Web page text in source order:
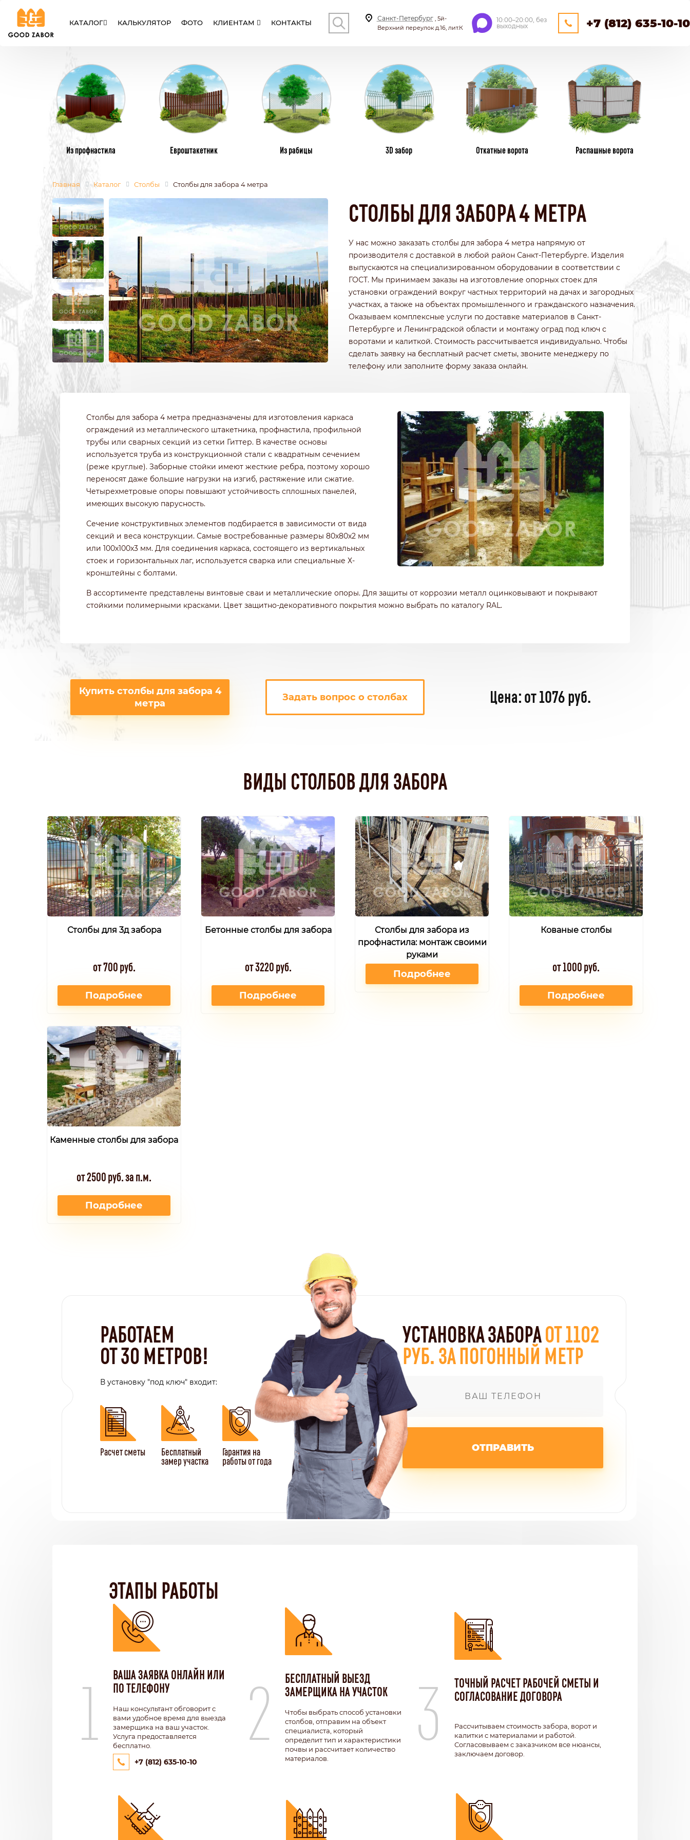
КАТАЛОГ
ЗАБОРЫ
МЕТАЛЛИЧЕСКИЕ ЗАБОРЫ
ИЗ ЕВРОШТАКЕТНИКА
СЕТКА РАБИЦА
СЕКЦИОННЫЕ ЗАБОРЫ
ИЗ 3Д СЕТКИ
ИЗ СВАРНОЙ СЕТКИ
ИЗ ПРОФИЛЬНОЙ ТРУБЫ
СВАРНЫЕ ЗАБОРЫ
ЗАБОРЫ ДЛЯ ДАЧИ
ДЕРЕВЯННЫЕ
МЕТАЛЛИЧЕСКИЕ
ИЗ ПРОФНАСТИЛА
ИЗ ПОЛИКАРБОНАТА
ДЛЯ ДАЧИ
ПОД ДЕРЕВО
ПОД КАМЕНЬ
С КОВАНЫМИ ЭЛЕМЕНТАМИ
СЕКЦИОННЫЙ
С КАЛИТКОЙ И ВОРОТАМИ
ШАХМАТКА
ПЛЕТЕНЫЕ
КАМЕНННЫЕ ЗАБОРЫ
ИЗ ПРИРОДНОГО КАМНЯ
ИЗ ФРАНЦУЗСКОГО КАМНЯ
ИЗ 3Д СЕТКИ ГИТТЕР
КАЛИТКИ СТОЛБЫ ВИНТОВЫЕ СВАИ
КОНТЕЙНЕРНЫЕ
ПЛОЩАДКИ
КАЛЬКУЛЯТОР ФОТО КЛИЕНТАМ КОНТАКТЫ
Санкт-Петербург, 5й-
Верхний переулок д.16, лит.К
10:00–20:00, без
выходных
+7 (812) 635-10-10
Из профнастила Евроштакетник Из рабицы 3D забор Откатные ворота Распашные ворота
Главная Каталог Столбы Столбы для забора 4 метра
СТОЛБЫ ДЛЯ ЗАБОРА 4 МЕТРА
У нас можно заказать столбы для забора 4 метра напрямую от
производителя с доставкой в любой район Санкт-Петербурге. Изделия
выпускаются на специализированном оборудовании в соответствии с
ГОСТ. Мы принимаем заказы на изготовление опорных стоек для
установки ограждений вокруг частных территорий на дачах и загородных
участках, а также на объектах промышленного и гражданского назначения.
Оказываем комплексные услуги по доставке материалов в Санкт-
Петербурге и Ленинградской области и монтажу оград под ключ с
воротами и калиткой. Стоимость рассчитывается индивидуально. Чтобы
сделать заявку на бесплатный расчет сметы, звоните менеджеру по
телефону или заполните форму заказа онлайн.
Столбы для забора 4 метра предназначены для изготовления каркаса
ограждений из металлического штакетника, профнастила, профильной
трубы или сварных секций из сетки Гиттер. В качестве основы
используется труба из конструкционной стали с квадратным сечением
(реже круглые). Заборные стойки имеют жесткие ребра, поэтому хорошо
переносят даже большие нагрузки на изгиб, растяжение или сжатие.
Четырехметровые опоры повышают устойчивость сплошных панелей,
имеющих высокую парусность.
Сечение конструктивных элементов подбирается в зависимости от вида
секций и веса конструкции. Самые востребованные размеры 80х80х2 мм
или 100х100х3 мм. Для соединения каркаса, состоящего из вертикальных
стоек и горизонтальных лаг, используется сварка или специальные Х-
кронштейны с болтами.
В ассортименте представлены винтовые сваи и металлические опоры. Для защиты от коррозии металл оцинковывают и покрывают
стойкими полимерными красками. Цвет защитно-декоративного покрытия можно выбрать по каталогу RAL.
Купить столбы для забора 4
метра
Задать вопрос о столбах Цена: от 1076 руб.
ВИДЫ СТОЛБОВ ДЛЯ ЗАБОРА
Столбы для 3д забора
от 700 руб.
Подробнее
Бетонные столбы для забора
от 3220 руб.
Подробнее
Столбы для забора из
профнастила: монтаж своими
руками
Подробнее
Кованые столбы
от 1000 руб.
Подробнее
Каменные столбы для забора
от 2500 руб. за п.м.
Подробнее
РАБОТАЕМ
ОТ 30 МЕТРОВ!
В установку "под ключ" входит:
Расчет сметы Бесплатный
замер участка
Гарантия на
работы от года
УСТАНОВКА ЗАБОРАОТ 1102
РУБ. ЗА ПОГОННЫЙ МЕТР
ОТПРАВИТЬ
ЭТАПЫ РАБОТЫ
1
ВАША ЗАЯВКА ОНЛАЙН ИЛИ
ПО ТЕЛЕФОНУ
Наш консультант обговорит с
вами удобное время для выезда
замерщика на ваш участок.
Услуга предоставляется
бесплатно.
+7 (812) 635-10-10
2
БЕСПЛАТНЫЙ ВЫЕЗД
ЗАМЕРЩИКА НА УЧАСТОК
Чтобы выбрать способ установки
столбов, отправим на объект
специалиста, который
определит тип и характеристики
почвы и рассчитает количество
материалов.
3
ТОЧНЫЙ РАСЧЕТ РАБОЧЕЙ СМЕТЫ И
СОГЛАСОВАНИЕ ДОГОВОРА
Рассчитываем стоимость забора, ворот и
калитки с материалами и работой.
Согласовываем с заказчиком все нюансы,
заключаем договор.